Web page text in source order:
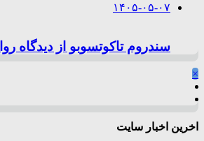
۱۴۰۵-۰۵-۰۷
سندروم تاکوتسوبو از دیدگاه
×
اخرین اخبار سایت